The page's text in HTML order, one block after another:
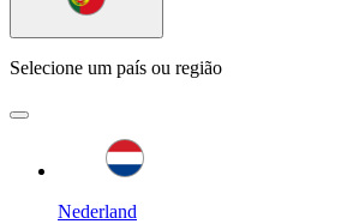
Selecione um país ou região
Nederland